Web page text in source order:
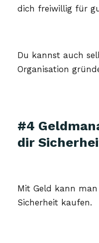
dich freiwillig für
Du kannst auch
Organisation
#4
dir
Mit Geld kann
Sicherheit kaufen.